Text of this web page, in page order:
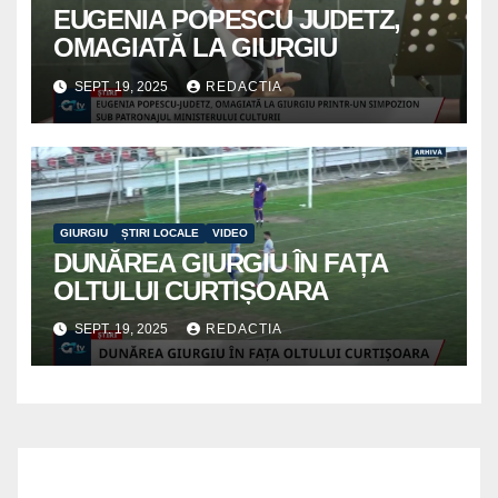
EUGENIA POPESCU JUDETZ,
OMAGIATĂ LA GIURGIU
SEPT. 19, 2025 REDACTIA
GIURGIU ȘTIRI LOCALE VIDEO
DUNĂREA GIURGIU ÎN FAȚA
OLTULUI CURTIȘOARA
SEPT. 19, 2025 REDACTIA